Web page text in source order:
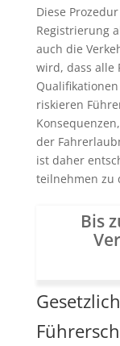
Diese
Registrierung
auch die
wird, dass alle
riskieren
der
ist daher
teilnehmen zu
Bis